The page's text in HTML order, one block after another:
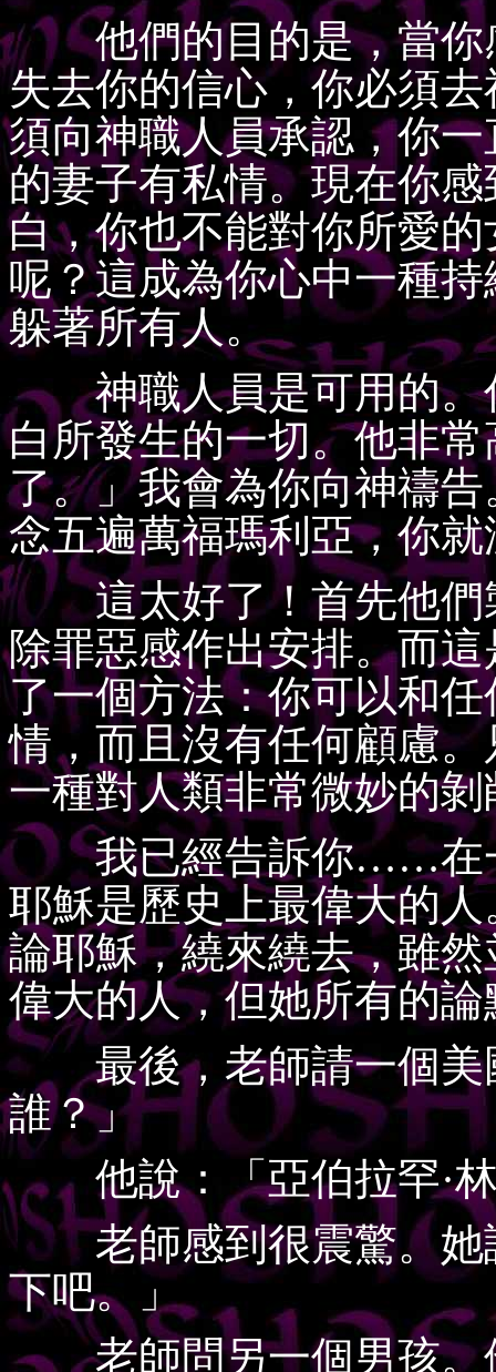
他們的目的是，當你
失去你的信心，你必須
須向神職人員承認，你
的妻子有私情。現在你
白，你也不能對你所愛
呢？這成為你心中一種
躲著所有人。
神職人員是可用的。
白所發生的一切。他非
了。」我會為你向神禱
念五遍萬福瑪利亞，你
這太好了！首先他們
除罪惡感作出安排。而
了一個方法：你可以和
情，而且沒有任何顧慮
一種對人類非常微妙的剝
我已經告訴你……在一
耶穌是歷史上最偉大的
論耶穌，繞來繞去，雖
偉大的人，但她所有的
最後，老師請一個美
誰？」
他說：「亞伯拉罕·林
老師感到很震驚。她
下吧。」
老師問另一個男孩。